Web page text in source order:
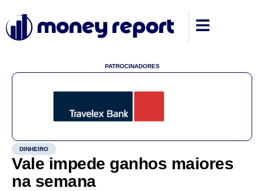
PATROCINADORES
DINHEIRO
Vale impede ganhos maiores
na semana